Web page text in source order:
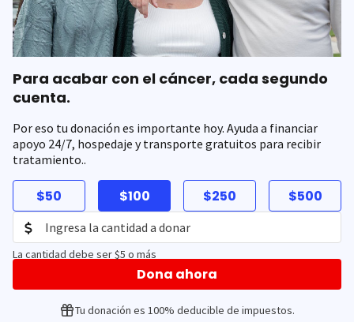
Para acabar con el cáncer, cada segundo
cuenta.
Por eso tu donación es importante hoy. Ayuda a financiar
apoyo 24/7, hospedaje y transporte gratuitos para recibir
tratamiento..
$50 $100 $250 $500
La cantidad debe ser $5 o más
Dona ahora
Tu donación es 100% deducible de impuestos.